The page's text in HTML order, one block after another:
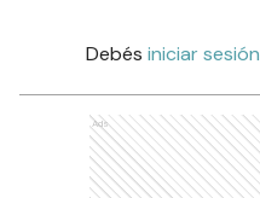
Debés iniciar sesión
Ads